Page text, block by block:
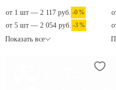
от 1 шт — 2 117 руб. -0 %
от 5 шт — 2 054 руб. -3 %
Показать все